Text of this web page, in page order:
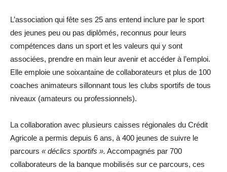
L’association qui fête ses 25 ans entend inclure par le sport
des jeunes peu ou pas diplômés, reconnus pour leurs
compétences dans un sport et les valeurs qui y sont
associées, prendre en main leur avenir et accéder à l’emploi.
Elle emploie une soixantaine de collaborateurs et plus de 100
coaches animateurs sillonnant tous les clubs sportifs de tous
niveaux (amateurs ou professionnels).
La collaboration avec plusieurs caisses régionales du Crédit
Agricole a permis depuis 6 ans, à 400 jeunes de suivre le
parcours « déclics sportifs ». Accompagnés par 700
collaborateurs de la banque mobilisés sur ce parcours, ces